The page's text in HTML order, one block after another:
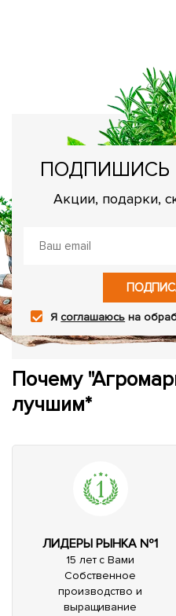
ПОДПИШИСЬ
Акции, подарки,
Ясоглашаюсь на
Почему
лучшим*
ЛИДЕРЫ РЫНКА №1
15 лет с Вами
Собственное
производство и
выращивание